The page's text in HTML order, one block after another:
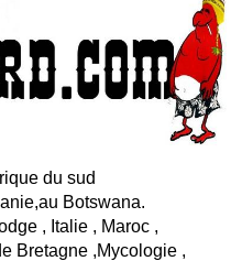
du sud
Botswana.
, Italie , Maroc ,
Bretagne ,Mycologie ,